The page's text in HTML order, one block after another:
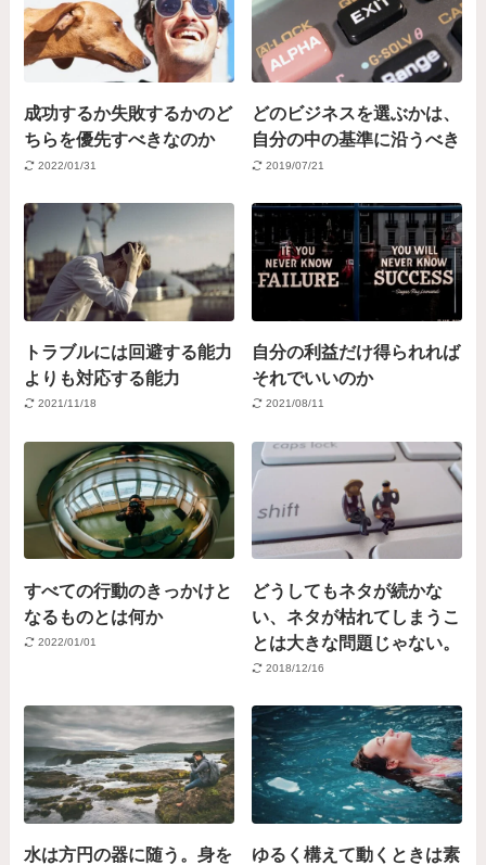
成功するか失敗するかのど
ちらを優先すべきなのか
2022/01/31
どのビジネスを選ぶかは、
自分の中の基準に沿うべき
2019/07/21
トラブルには回避する能力
よりも対応する能力
2021/11/18
自分の利益だけ得られれば
それでいいのか
2021/08/11
すべての行動のきっかけと
なるものとは何か
2022/01/01
どうしてもネタが続かな
い、ネタが枯れてしまうこ
とは大きな問題じゃない。
2018/12/16
水は方円の器に随う。身を
ゆるく構えて動くときは素